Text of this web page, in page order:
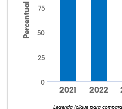
Percentual
Legenda (clique para
2021 2022
0
25
50
75
64,15%
20,75%
0,00%
13,21%
1,89%
0,00%
32,28%
12,07%
0,23%
51,73%
2,94%
0,75%